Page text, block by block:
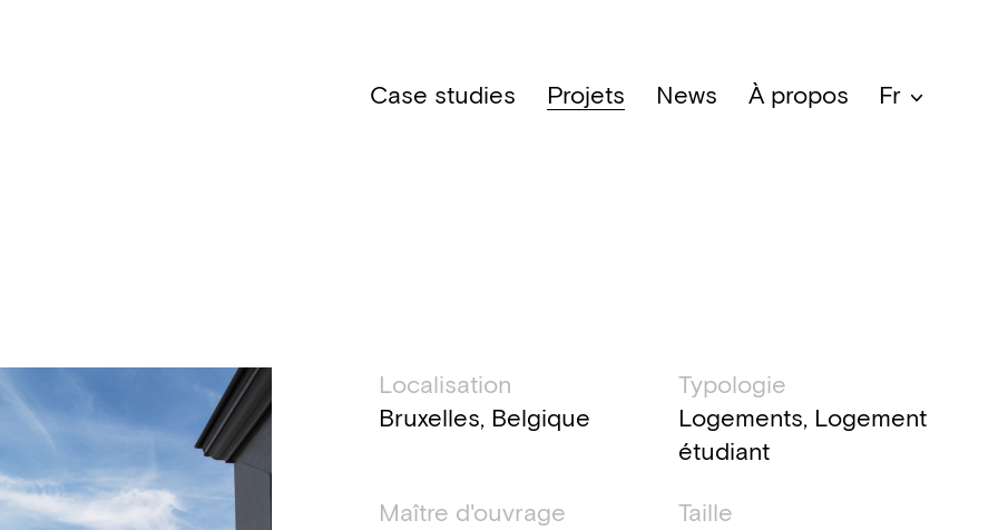
Case studies Projets News À propos Fr
Information technique
Localisation
Bruxelles, Belgique
Typologie
Logements, Logement
étudiant
Maître d'ouvrage
Taille